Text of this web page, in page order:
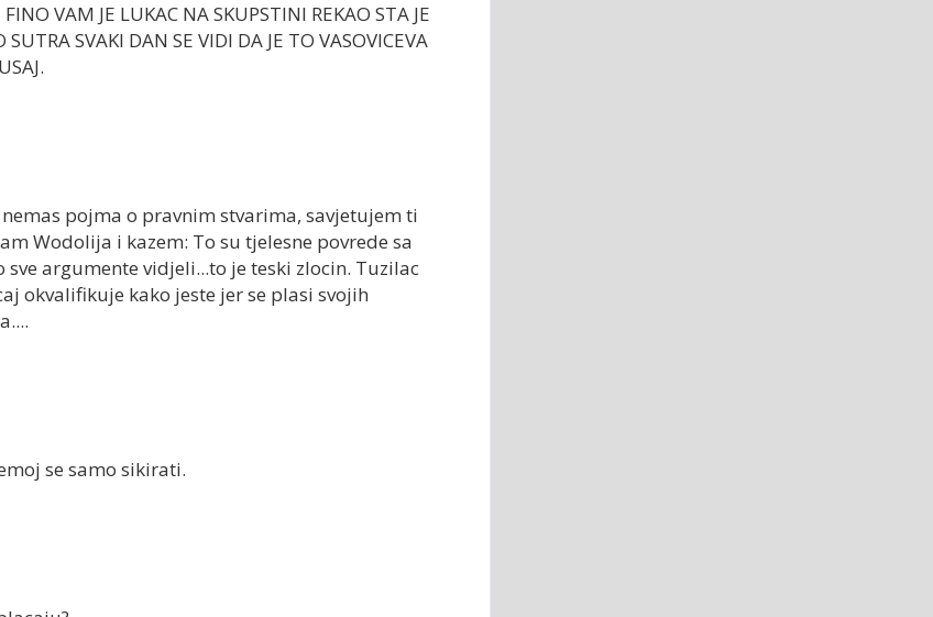
VAM JE LUKAC NA SKUPSTINI REKAO STA JE
SVAKI DAN SE VIDI DA JE TO VASOVICEVA
pojma o pravnim stvarima, savjetujem ti
Wodolija i kazem: To su tjelesne povrede sa
argumente vidjeli...to je teski zlocin. Tuzilac
okvalifikuje kako jeste jer se plasi svojih
se samo sikirati.